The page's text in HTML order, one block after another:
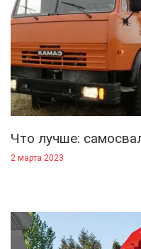
Что лучше:
2 марта 2023